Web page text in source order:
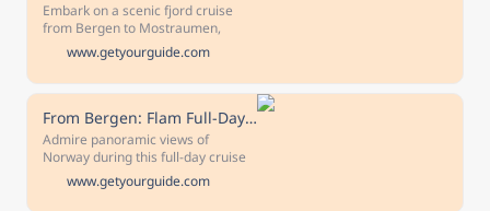
Embark on a scenic fjord cruise
from Bergen to Mostraumen,
sailing through the Osterfjord.
Admire views of landmarks like
Bryggen and panoramas of
mountainsides, waterfalls, and the
Mostraumen strait.
www.getyourguide.com
From Bergen: Flam Full-Day Cruise to Sognefjord
Admire panoramic views of
Norway during this full-day cruise
from Bergen to Flam. Pass through
coastal villages, sail through the
www.getyourguide.com